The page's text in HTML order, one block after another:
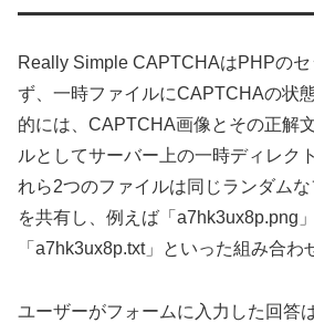
Really Simple CAPTCHAはPHPの
ず、一時ファイルにCAPTCHAの状
的には、CAPTCHA画像とその正解
ルとしてサーバー上の一時ディレク
れら2つのファイルは同じランダム
を共有し、例えば「a7hk3ux8p.png
「a7hk3ux8p.txt」といった組み合わ
ユーザーがフォームに入力した回答